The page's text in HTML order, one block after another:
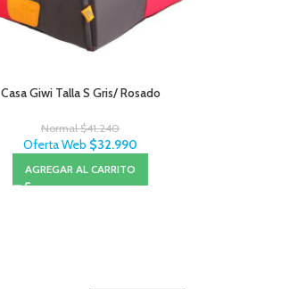
Casa Giwi Talla S Gris/ Rosado
Normal$41.240
Oferta Web $32.990
AGREGAR AL CARRITO